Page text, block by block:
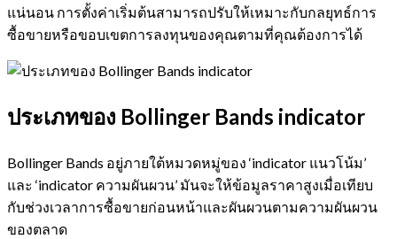
แน่นอน การตั้งค่าเริ่มต้นสามารถปรับให้เหมาะกับกลยุทธ์การ
ซื้อขายหรือขอบเขตการลงทุนของคุณตามที่คุณต้องการได้
ประเภทของ Bollinger Bands indicator
Bollinger Bands อยู่ภายใต้หมวดหมู่ของ ‘indicator แนวโน้ม’
และ ‘indicator ความผันผวน’ มันจะให้ข้อมูลราคาสูงเมื่อเทียบ
กับช่วงเวลาการซื้อขายก่อนหน้าและผันผวนตามความผันผวน
ของตลาด